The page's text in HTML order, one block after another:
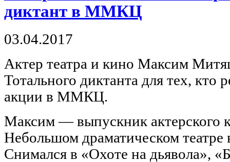
диктант в ММКЦ
03.04.2017
Актер театра и кино Максим
Тотального диктанта для тех, кто
акции в ММКЦ.
Максим — выпускник актерского
Небольшом драматическом театре
Снимался в «Охоте на дьявола»,